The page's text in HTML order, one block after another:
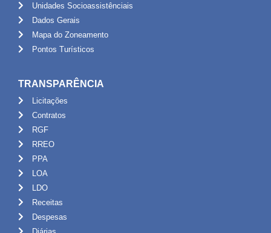
Unidades Socioassistênciais
Dados Gerais
Mapa do Zoneamento
Pontos Turísticos
TRANSPARÊNCIA
Licitações
Contratos
RGF
RREO
PPA
LOA
LDO
Receitas
Despesas